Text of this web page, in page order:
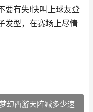
有失!快叫上球友登
发型，在赛场上尽情
幻西游天阵减多少速